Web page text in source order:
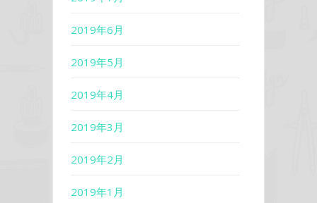
2019年6月
2019年5月
2019年4月
2019年3月
2019年2月
2019年1月